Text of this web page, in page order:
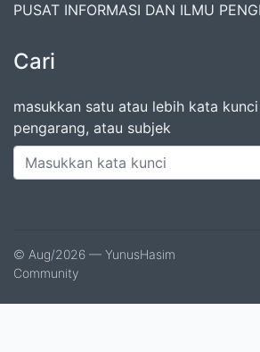
PUSAT INFORMASI DAN ILMU
Cari
masukkan satu atau lebih kata
pengarang, atau subjek
© Aug/2026 — YunusHasim
Community